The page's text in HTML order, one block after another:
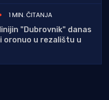
1 MIN. ČITANJA
"Dubrovnik" danas
oronuo u rezalištu u